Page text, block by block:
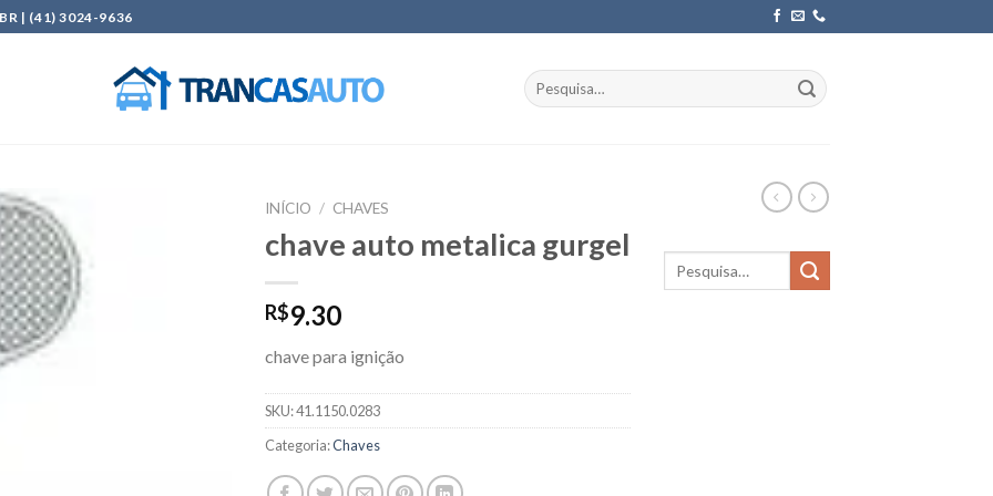
| (41) 3024-9636
Pesquisar
por:
INÍCIO / CHAVES
chave auto metalica gurgel
R$9.30
chave para ignição
SKU:41.1150.0283
Categoria:Chaves